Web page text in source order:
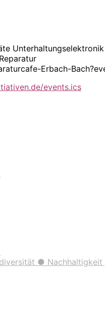
Erbach-
events.ics
● Nachhaltigkeit